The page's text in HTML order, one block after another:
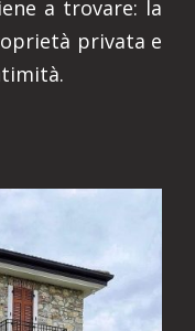
a trovare: la
privata e